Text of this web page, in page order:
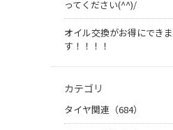
ってください(^^)/
オイル交換がお得にできま
す！！！！
カテゴリ
タイヤ関連（684）